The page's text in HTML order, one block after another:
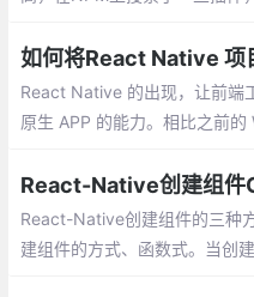
足现在很多APP的需求，而不
P了。
如何将React Native 项
React Native 的出现，让前端
原生 APP 的能力。相比之前
和 Android），并没有兼容
了
React-Native创建组
React-Native创建组件的三种
建组件的方式、函数式。当创